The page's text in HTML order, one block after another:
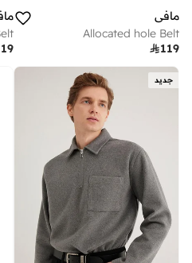
مافي
Allocated hole Belt
119
جديد